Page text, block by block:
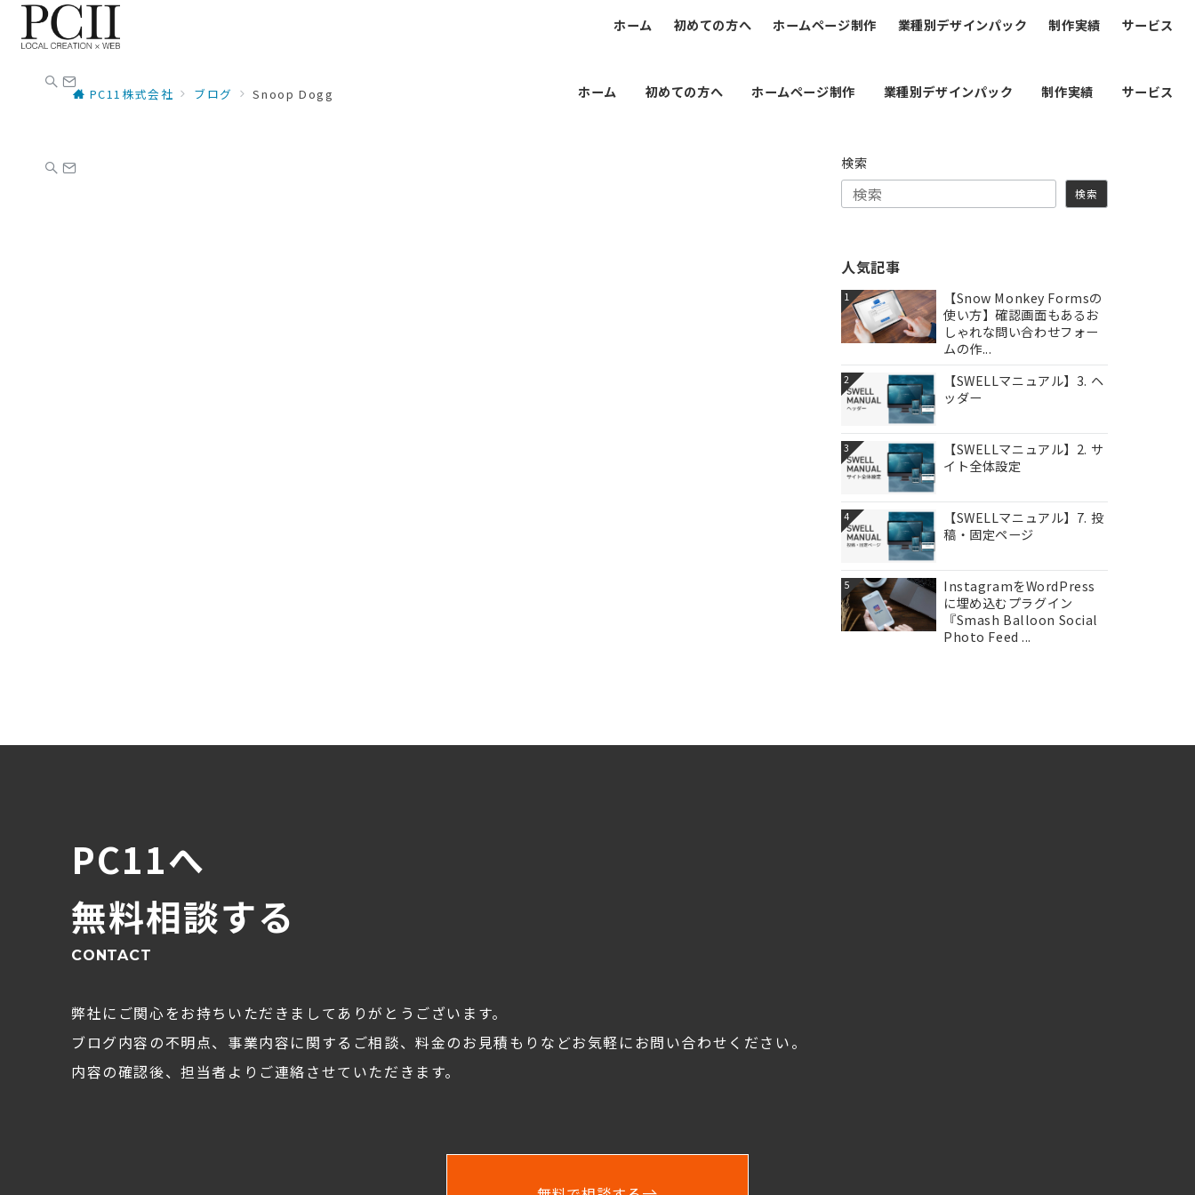
ホーム 初めての方へ ホームページ制作 業種別デザインパック 制作実績 サービス
ホーム 初めての方へ ホームページ制作 業種別デザインパック 制作実績 サービス
PC11株式会社 ブログ Snoop Dogg
検索
検索
人気記事
1
【Snow Monkey Formsの
使い方】確認画面もあるお
しゃれな問い合わせフォー
ムの作...
2
【SWELLマニュアル】3. ヘ
ッダー
3
【SWELLマニュアル】2. サ
イト全体設定
4
【SWELLマニュアル】7. 投
稿・固定ページ
5
InstagramをWordPress
に埋め込むプラグイン
『Smash Balloon Social
Photo Feed ...
PC11へ
無料相談する
CONTACT
弊社にご関心をお持ちいただきましてありがとうございます。
ブログ内容の不明点、事業内容に関するご相談、料金のお見積もりなどお気軽にお問い合わせください。
内容の確認後、担当者よりご連絡させていただきます。